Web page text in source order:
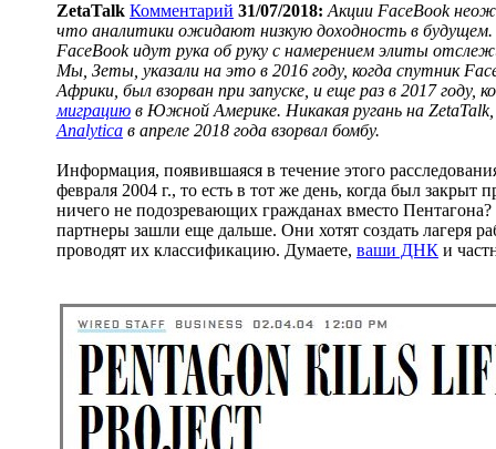
ZetaTalk Комментарий 31/07/2018: Акции FaceBook
что аналитики ожидают низкую доходность в
FaceBook идут рука об руку с намерением элиты
Мы, Зеты, указали на это в 2016 году, когда спутник
Африки, был взорван при запуске, и еще раз в 2017
миграцию в Южной Америке. Никакая ругань на ZetaTalk,
Analytica в апреле 2018 года взорвал бомбу.
Информация, появившаяся в течение этого
февраля 2004 г., то есть в тот же день, когда был закрыт
ничего не подозревающих гражданах вместо
партнеры зашли еще дальше. Они хотят создать лагеря
проводят их классификацию. Думаете, ваши ДНК и